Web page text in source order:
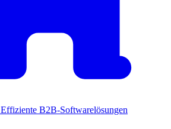
Effiziente B2B-Softwarelösungen